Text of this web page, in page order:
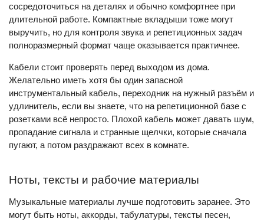
сосредоточиться на деталях и обычно комфортнее при
длительной работе. Компактные вкладыши тоже могут
выручить, но для контроля звука и репетиционных задач
полноразмерный формат чаще оказывается практичнее.
Кабели стоит проверять перед выходом из дома.
Желательно иметь хотя бы один запасной
инструментальный кабель, переходник на нужный разъём и
удлинитель, если вы знаете, что на репетиционной базе с
розетками всё непросто. Плохой кабель может давать шум,
пропадание сигнала и странные щелчки, которые сначала
пугают, а потом раздражают всех в комнате.
Ноты, тексты и рабочие материалы
Музыкальные материалы лучше подготовить заранее. Это
могут быть ноты, аккорды, табулатуры, тексты песен,